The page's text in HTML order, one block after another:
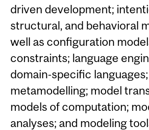
driven development;
structural, and behavioral
well as configuration
constraints; language
domain-specific languages;
metamodelling; model
models of computation;
analyses; and modeling